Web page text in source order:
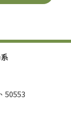
50553